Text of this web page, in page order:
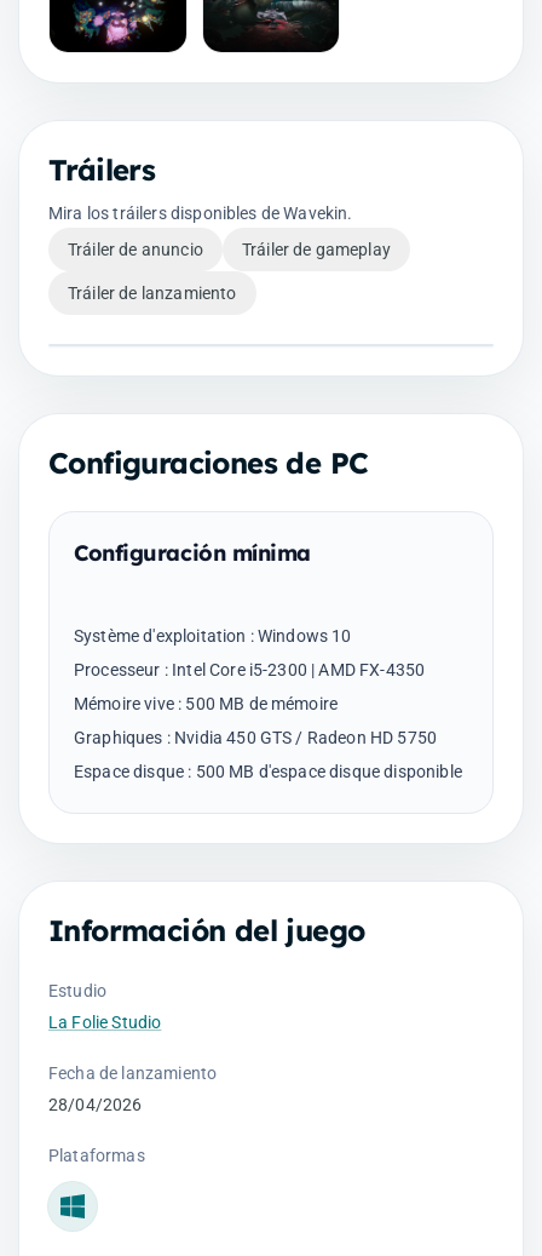
Tráilers
Mira los tráilers disponibles de Wavekin.
Tráiler de anuncio
Tráiler de gameplay
Tráiler de lanzamiento
Configuraciones de PC
Configuración mínima
Système d'exploitation : Windows 10
Processeur : Intel Core i5-2300 | AMD FX-4350
Mémoire vive : 500 MB de mémoire
Graphiques : Nvidia 450 GTS / Radeon HD 5750
Espace disque : 500 MB d'espace disque disponible
Información del juego
Estudio
La Folie Studio
Fecha de lanzamiento
28/04/2026
Plataformas
Windows